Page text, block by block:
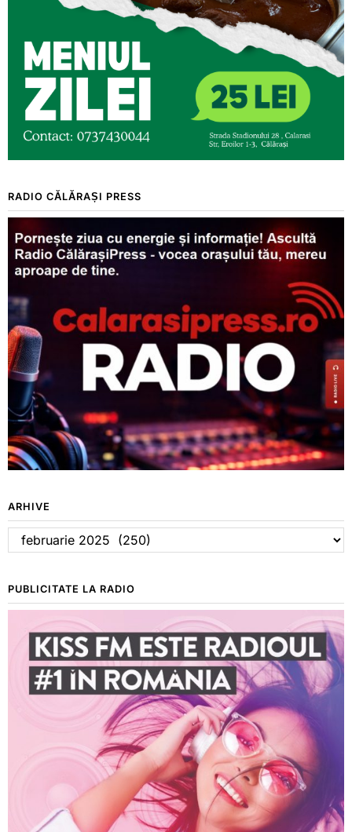
RADIO CĂLĂRAȘI PRESS
ARHIVE
Arhive
PUBLICITATE LA RADIO